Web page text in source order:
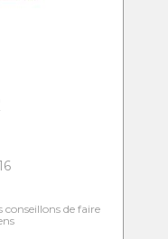
conseillons de faire